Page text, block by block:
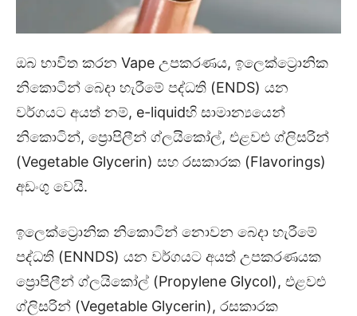
ඔබ භාවිත කරන Vape උපකරණය, ඉලෙක්ට්‍රොනික
නිකොටින් බෙදා හැරීමේ පද්ධති (ENDS) යන
වර්ගයට අයත් නම්, e-liquidහි සාමාන්‍යයෙන්
නිකොටින්, ප්‍රොපිලීන් ග්ලයිකෝල්, එළවළු ග්ලිසරින්
(Vegetable Glycerin) සහ රසකාරක (Flavorings)
අඩංගු වෙයි.
ඉලෙක්ට්‍රොනික නිකොටින් නොවන බෙදා හැරීමේ
පද්ධති (ENNDS) යන වර්ගයට අයත් උපකරණයක
ප්‍රොපිලීන් ග්ලයිකෝල් (Propylene Glycol), එළවළු
ග්ලිසරින් (Vegetable Glycerin), රසකාරක